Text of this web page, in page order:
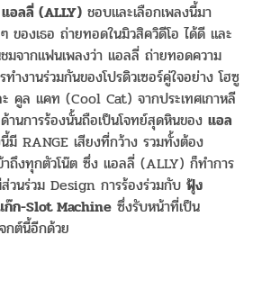
อลลี่ (ALLY) ชอบและเลือกเพลงนี้มา
ของเธอ ถ่ายทอดในมิวสิควิดีโอ ได้ดี และ
ชมจากแฟนเพลงว่า แอลลี่ ถ่ายทอดความ
งานร่วมกันของโปรดิวเซอร์คู่ใจอย่าง โฮซู
คูล แคท (Cool Cat) จากประเทศเกาหลี
านการร้องนั้นถือเป็นโจทย์สุดหินของ แอล
มี RANGE เสียงที่กว้าง รวมทั้งต้อง
าถึงทุกตัวโน๊ต ซึ่ง แอลลี่ (ALLY) ก็ทำการ
วนร่วม Design การร้องร่วมกับ ฟุ้ง
ก-Slot Machine ซึ่งรับหน้าที่เป็น
กต์นี้อีกด้วย